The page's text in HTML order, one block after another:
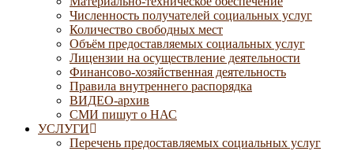
Численность получателей социальных услуг
Количество свободных мест
Объём предоставляемых социальных услуг
Лицензии на осуществление деятельности
Финансово-хозяйственная деятельность
Правила внутреннего распорядка
ВИДЕО-архив
СМИ пишут о НАС
УСЛУГИ
Перечень предоставляемых социальных услуг